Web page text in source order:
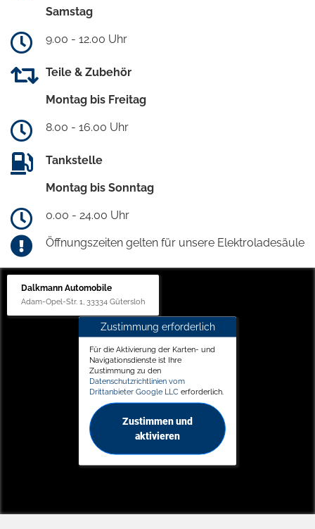
Samstag
9.00 - 12.00 Uhr
Teile & Zubehör
Montag bis Freitag
8.00 - 16.00 Uhr
Tankstelle
Montag bis Sonntag
0.00 - 24.00 Uhr
Öffnungszeiten gelten für unsere Elektroladesäule
Dalkmann Automobile
Adam-Opel-Str. 1, 33334 Gütersloh
Zustimmung erforderlich
Für die Aktivierung der Karten- und
Navigationsdienste ist Ihre
Zustimmung zu den
Datenschutzrichtlinien vom
Drittanbieter Google LLC erforderlich.
Zustimmen und
aktivieren